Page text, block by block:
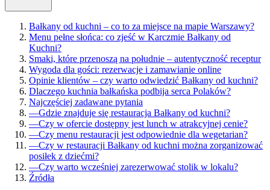
Bałkany od kuchni – co to za miejsce na mapie Warszawy?
Menu pełne słońca: co zjeść w Karczmie Bałkany od
Kuchni?
Smaki, które przenoszą na południe – autentyczność receptur
Wygoda dla gości: rezerwacje i zamawianie online
Opinie klientów – czy warto odwiedzić Bałkany od kuchni?
Dlaczego kuchnia bałkańska podbija serca Polaków?
Najczęściej zadawane pytania
—Gdzie znajduje się restauracja Bałkany od kuchni?
—Czy w ofercie dostępny jest lunch w atrakcyjnej cenie?
—Czy menu restauracji jest odpowiednie dla wegetarian?
—Czy w restauracji Bałkany od kuchni można zorganizować
posiłek z dziećmi?
—Czy warto wcześniej zarezerwować stolik w lokalu?
Źródła